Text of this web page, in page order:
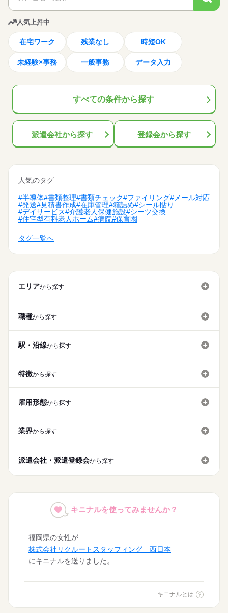
人気上昇中
在宅ワーク 残業なし 時短OK
未経験×事務 一般事務 データ入力
すべての条件から探す
派遣会社から探す 登録会から探す
人気のタグ
#半導体#書類整理#書類チェック#ファイリング#メール対応
#発送#見積書作成#在庫管理#箱詰め#シール貼り
#デイサービス#介護老人保健施設#シーツ交換
#住宅型有料老人ホーム#病院#保育園
タグ一覧へ
エリアから探す
職種から探す
駅・沿線から探す
特徴から探す
雇用形態から探す
業界から探す
派遣会社・派遣登録会から探す
キニナルを使ってみませんか？
福岡県の女性が
株式会社リクルートスタッフィング 西日本
にキニナルを送りました。
キニナルとは